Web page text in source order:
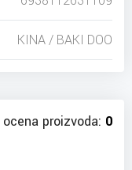
KINA / BAKI DOO
proizvoda: 0